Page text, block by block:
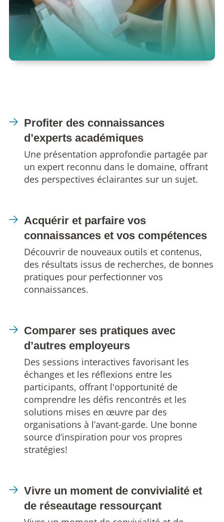
Profiter des connaissances
d’experts académiques
Une présentation approfondie partagée par
un expert reconnu dans le domaine, offrant
des perspectives éclairantes sur un sujet.
Acquérir et parfaire vos
connaissances et vos compétences
Découvrir de nouveaux outils et contenus,
des résultats issus de recherches, de bonnes
pratiques pour perfectionner vos
connaissances.
Comparer ses pratiques avec
d’autres employeurs
Des sessions interactives favorisant les
échanges et les réflexions entre les
participants, offrant l'opportunité de
comprendre les défis rencontrés et les
solutions mises en œuvre par des
organisations à l’avant-garde. Une bonne
source d’inspiration pour vos propres
stratégies!
Vivre un moment de convivialité et
de réseautage ressourçant